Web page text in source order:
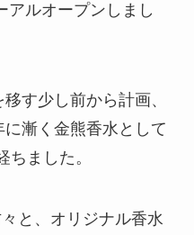
アルオープンしまし
す少し前から計画、
漸く金熊香水として
ました。
と、オリジナル香水